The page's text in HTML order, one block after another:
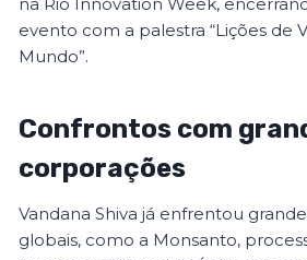
evento com a palestra “Lições de
Mundo”.
Confrontos com
corporações
Vandana Shiva já enfrentou
globais, como a Monsanto,